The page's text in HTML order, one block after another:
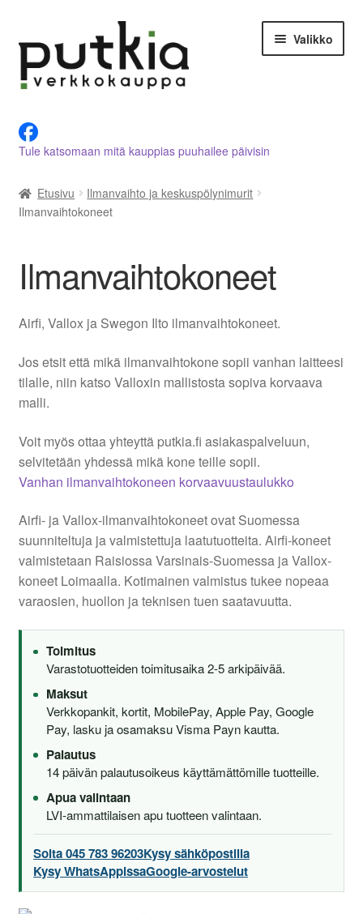
navigointiin
sisältöön
Valikko
Tietoja meistä
Asiakastilini
Kassalle
Ota yhteyttä
Aletuotteet
Evästekäytäntö (EU)
Tule katsomaan mitä kauppias puuhailee päivisin
Etusivu
Ilmanvaihto ja keskuspölynimurit
Ilmanvaihtokoneet
Ilmanvaihtokoneet
Airfi, Vallox ja Swegon Ilto ilmanvaihtokoneet.
Jos etsit että mikä ilmanvaihtokone sopii vanhan laitteesi
tilalle, niin katso Valloxin mallistosta sopiva korvaava
malli.
Voit myös ottaa yhteyttä putkia.fi asiakaspalveluun,
selvitetään yhdessä mikä kone teille sopii.
Vanhan ilmanvaihtokoneen korvaavuustaulukko
Airfi- ja Vallox-ilmanvaihtokoneet ovat Suomessa
suunniteltuja ja valmistettuja laatutuotteita. Airfi-koneet
valmistetaan Raisiossa Varsinais-Suomessa ja Vallox-
koneet Loimaalla. Kotimainen valmistus tukee nopeaa
varaosien, huollon ja teknisen tuen saatavuutta.
Toimitus
Varastotuotteiden toimitusaika 2-5 arkipäivää.
Maksut
Verkkopankit, kortit, MobilePay, Apple Pay, Google
Pay, lasku ja osamaksu Visma Payn kautta.
Palautus
14 päivän palautusoikeus käyttämättömille tuotteille.
Apua valintaan
LVI-ammattilaisen apu tuotteen valintaan.
Soita 045 783 96203Kysy sähköpostilla
Kysy WhatsAppissaGoogle-arvostelut